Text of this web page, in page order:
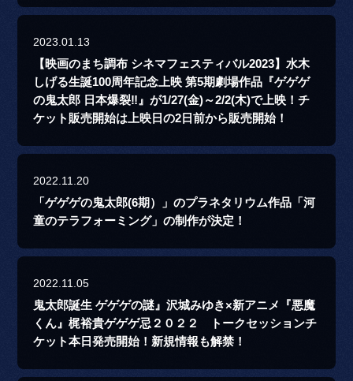
2023.01.13
【映画のまち調布 シネマフェスティバル2023】水木
しげる生誕100周年記念上映 第5期劇場作品『ゲゲゲ
の鬼太郎 日本爆裂‼』が1/27(金)～2/2(木)で上映！チ
ケット販売開始は上映日の2日前から販売開始！
2022.11.20
「ゲゲゲの鬼太郎(6期）」のプラネタリウム作品「河
童のテラフォーミング」の制作が決定！
2022.11.05
鬼太郎誕生 ゲゲゲの謎』沢城みゆき×新アニメ『悪魔
くん』梶裕貴ゲゲゲ忌２０２２ トークセッションチ
ケット本日発売開始！新規情報も解禁！